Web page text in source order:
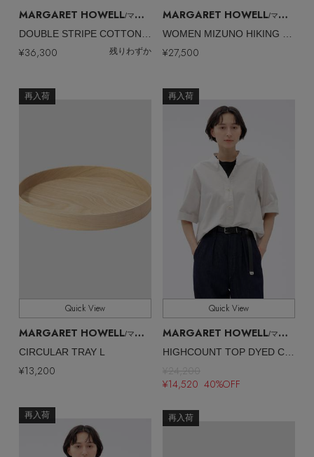
MARGARET HOWELL/マーガレット・ハウエル
¥36,300 残りわずか
MARGARET HOWELL/マーガレット・ハウエル
¥27,500
再入荷
Quick View
MARGARET HOWELL/マーガレット・ハウエル
CIRCULAR TRAY L
¥13,200
再入荷
Quick View
MARGARET HOWELL/マーガレット・ハウエル
HIGHCOUNT TOP DYED COTTON SHIRT
¥24,200
¥14,520 40%OFF
再入荷 再入荷